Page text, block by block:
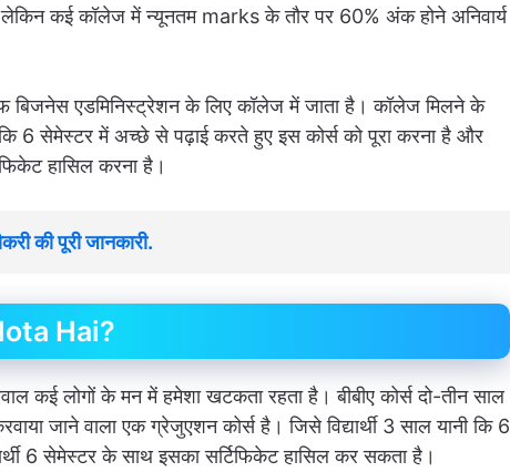
कई कॉलेज में न्यूनतम marks के तौर पर 60% अंक होने अनिवार्य
आफ बिजनेस एडमिनिस्ट्रेशन के लिए कॉलेज में जाता है। कॉलेज मिलने के
कि 6 सेमेस्टर में अच्छे से पढ़ाई करते हुए इस कोर्स को पूरा करना है और
हासिल करना है।
की पूरी जानकारी.
Hai?
कई लोगों के मन में हमेशा खटकता रहता है। बीबीए कोर्स दो-तीन साल
जाने वाला एक ग्रेजुएशन कोर्स है। जिसे विद्यार्थी 3 साल यानी कि 6
6 सेमेस्टर के साथ इसका सर्टिफिकेट हासिल कर सकता है।